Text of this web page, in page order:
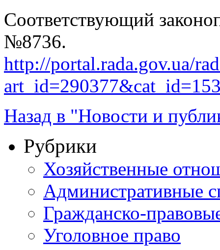
Соответствующий
№8736.
http://portal.rada.gov.ua/
Назад в "Новости и
Рубрики
Хозяйственные
Административные
Гражданско-
Уголовное право